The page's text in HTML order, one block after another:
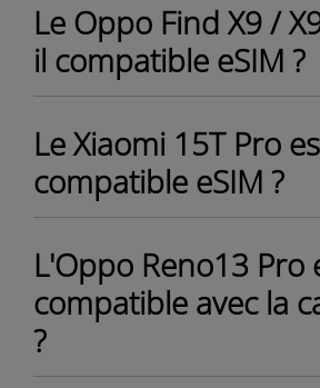
Le Oppo Find X9 /
il compatible eSIM ?
Le Xiaomi 15T Pro
compatible eSIM ?
L'Oppo Reno13 Pro
compatible avec la
?